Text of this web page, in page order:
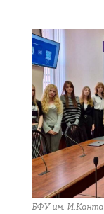
БФУ им. И.Канта